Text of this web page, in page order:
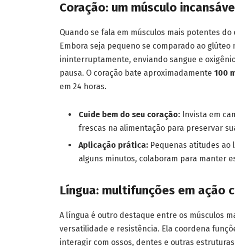
Coração: um músculo
Quando se fala em músculos mais potentes
Embora seja pequeno se comparado ao
ininterruptamente, enviando sangue e
pausa. O coração bate aproximadamente 100
em 24 horas.
Cuide bem do seu coração:Invista em
frescas na alimentação para preservar
Aplicação prática:Pequenas atitudes ao
alguns minutos, colaboram para manter
Língua: multifunções em ação
A língua é outro destaque entre os músculos
versatilidade e resistência. Ela coordena
interagir com ossos, dentes e outras